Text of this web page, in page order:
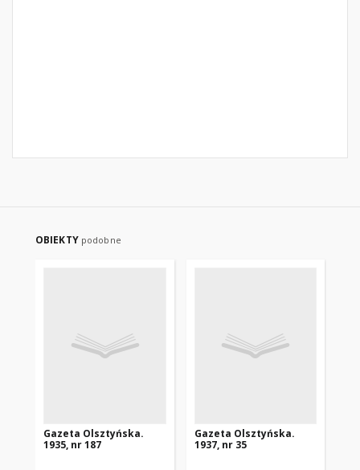
OBIEKTY podobne
Gazeta Olsztyńska.
1935, nr 187
Gazeta Olsztyńska.
1937, nr 35